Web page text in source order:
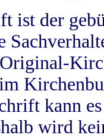
ist der
kann
wird